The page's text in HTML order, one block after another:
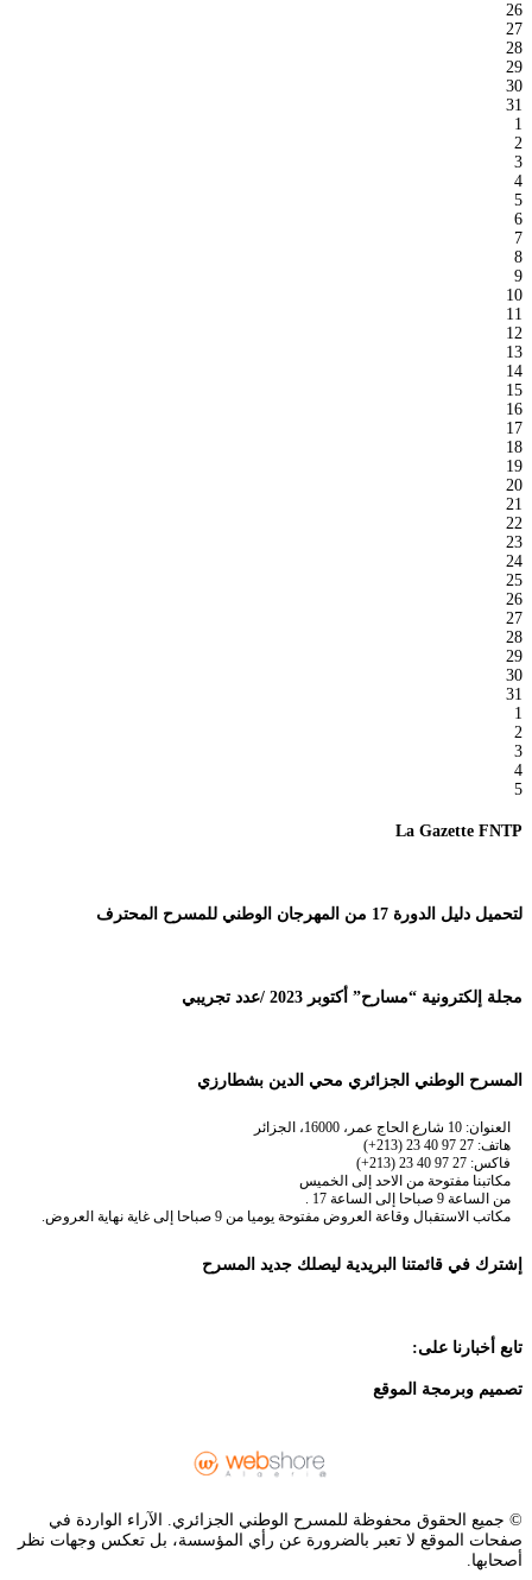
26
27
28
29
30
31
1
2
3
4
5
6
7
8
9
10
11
12
13
14
15
16
17
18
19
20
21
22
23
24
25
26
27
28
29
30
31
1
2
3
4
5
La Gazette FNTP
لتحميل دليل الدورة 17 من المهرجان الوطني للمسرح المحترف
مجلة إلكترونية “مسارح” أكتوبر 2023 /عدد تجريبي
المسرح الوطني الجزائري محي الدين بشطارزي
العنوان: 10 شارع الحاج عمر، 16000، الجزائر
هاتف: 27 97 40 23 (213+)
فاكس: 27 97 40 23 (213+)
مكاتبنا مفتوحة من الاحد إلى الخميس
من الساعة 9 صباحا إلى الساعة 17 .
مكاتب الاستقبال وقاعة العروض مفتوحة يوميا من 9 صباحا إلى غاية نهاية العروض.
إشترك في قائمتنا البريدية ليصلك جديد المسرح
تابع أخبارنا على:
تصميم وبرمجة الموقع
© جميع الحقوق محفوظة للمسرح الوطني الجزائري. الآراء الواردة في
صفحات الموقع لا تعبر بالضرورة عن رأي المؤسسة، بل تعكس وجهات نظر
أصحابها.